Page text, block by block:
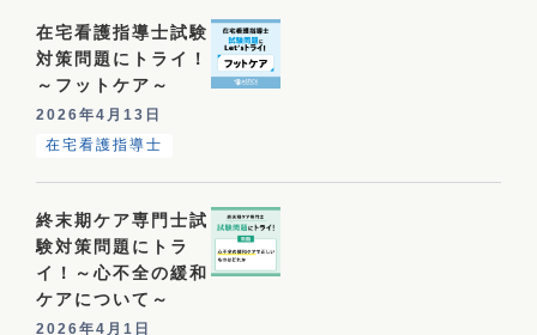
在宅看護指導士試験
対策問題にトライ！
～フットケア～
2026年4月13日
在宅看護指導士
終末期ケア専門士試
験対策問題にトラ
イ！～心不全の緩和
ケアについて～
2026年4月1日